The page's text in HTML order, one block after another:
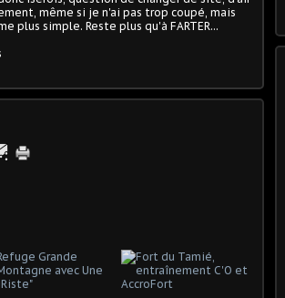
même si je n'ai pas trop coupé, mais
plus simple. Reste plus qu'à FARTER...